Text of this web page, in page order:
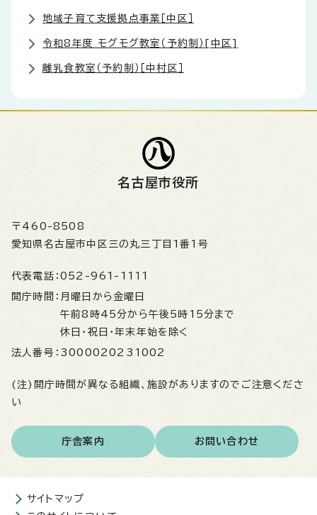
地域子育て支援拠点事業［中区］
令和8年度 モグモグ教室（予約制）[中区]
離乳食教室（予約制）［中村区］
名古屋市役所
〒460-8508
愛知県名古屋市中区三の丸三丁目1番1号
代表電話： 052-961-1111
開庁時間： 月曜日から金曜日
午前8時45分から午後5時15分まで
休日・祝日・年末年始を除く
法人番号： 3000020231002
(注)開庁時間が異なる組織、施設がありますのでご注意くださ
い
庁舎案内 お問い合わせ
サイトマップ